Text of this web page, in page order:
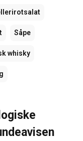
Såpe
whisky